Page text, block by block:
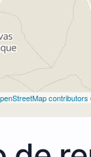
contributors